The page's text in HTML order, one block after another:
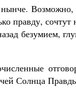
Возможно,
правду, сочтут
безумием,
Солнца